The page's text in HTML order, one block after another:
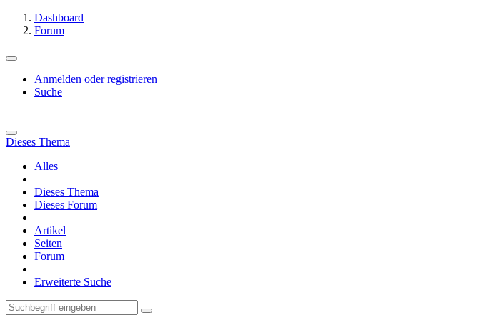
Dashboard
Forum
Anmelden oder registrieren
Suche
Dieses Thema
Alles
Dieses Thema
Dieses Forum
Artikel
Seiten
Forum
Erweiterte Suche